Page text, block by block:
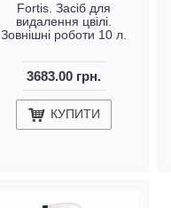
Fortis. Засіб для
видалення цвілі.
Зовнішні роботи 10 л.
3683.00 грн.
КУПИТИ